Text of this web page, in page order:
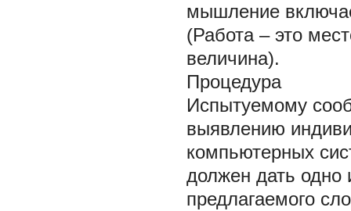
мышление
(Работа – это
величина).
Процедура
Испытуемому
выявлению
компьютерных
должен дать одно
предлагаемого